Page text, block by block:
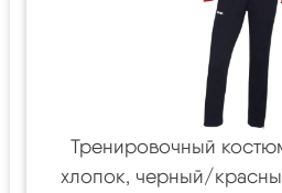
Тренировочный
хлопок, черный/